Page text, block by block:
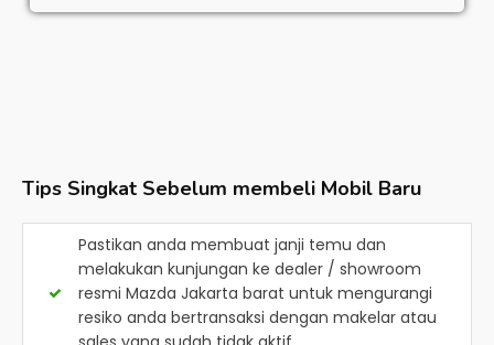
Tips Singkat Sebelum membeli Mobil Baru
Pastikan anda membuat janji temu dan
melakukan kunjungan ke dealer / showroom
resmi Mazda Jakarta barat untuk mengurangi
resiko anda bertransaksi dengan makelar atau